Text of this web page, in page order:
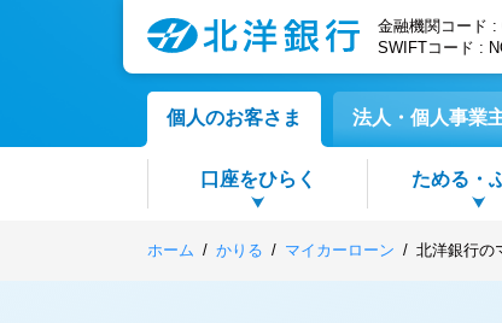
金融機関コード :
SWIFTコード :
個人のお客さま 法人・個人事業
口座をひらく ためる・
ホーム かりる マイカーローン 北洋銀行の